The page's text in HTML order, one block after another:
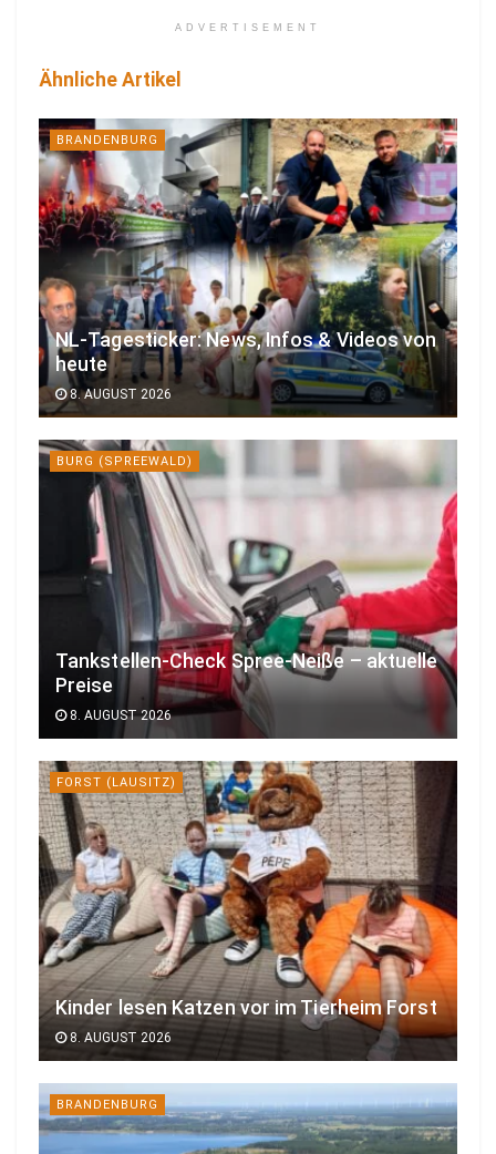
ADVERTISEMENT
Ähnliche Artikel
BRANDENBURG
NL-Tagesticker: News, Infos & Videos von
heute
8. AUGUST 2026
BURG (SPREEWALD)
Tankstellen-Check Spree-Neiße – aktuelle
Preise
8. AUGUST 2026
FORST (LAUSITZ)
Kinder lesen Katzen vor im Tierheim Forst
8. AUGUST 2026
BRANDENBURG